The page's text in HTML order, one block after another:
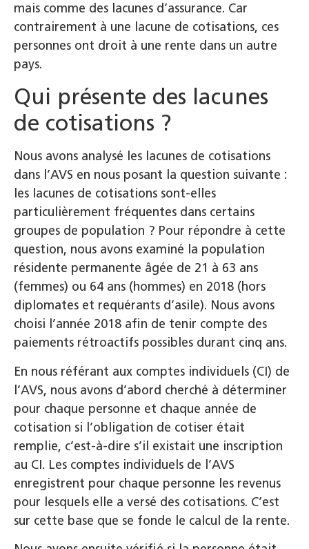
mais comme des lacunes d’assurance. Car
contrairement à une lacune de cotisations, ces
personnes ont droit à une rente dans un autre
pays.
Qui présente des lacunes
de cotisations ?
Nous avons analysé les lacunes de cotisations
dans l’AVS en nous posant la question suivante :
les lacunes de cotisations sont-elles
particulièrement fréquentes dans certains
groupes de population ? Pour répondre à cette
question, nous avons examiné la population
résidente permanente âgée de 21 à 63 ans
(femmes) ou 64 ans (hommes) en 2018 (hors
diplomates et requérants d’asile). Nous avons
choisi l’année 2018 afin de tenir compte des
paiements rétroactifs possibles durant cinq ans.
En nous référant aux comptes individuels (CI) de
l’AVS, nous avons d’abord cherché à déterminer
pour chaque personne et chaque année de
cotisation si l’obligation de cotiser était
remplie, c’est-à-dire s’il existait une inscription
au CI. Les comptes individuels de l’AVS
enregistrent pour chaque personne les revenus
pour lesquels elle a versé des cotisations. C’est
sur cette base que se fonde le calcul de la rente.